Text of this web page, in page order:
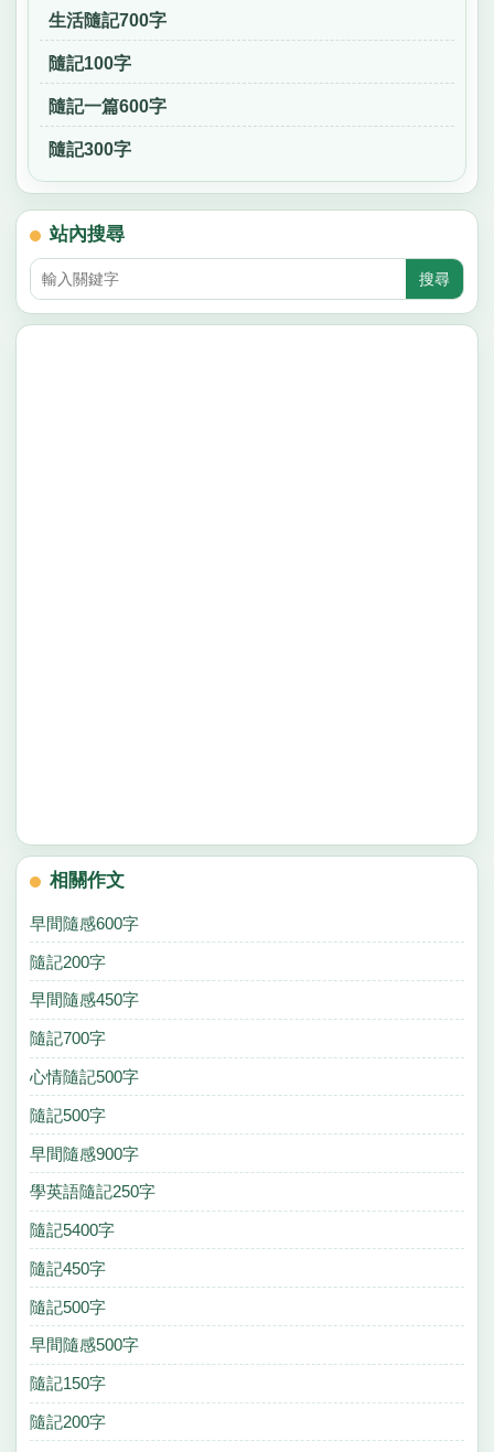
生活隨記700字
隨記100字
隨記一篇600字
隨記300字
站內搜尋
相關作文
早間隨感600字
隨記200字
早間隨感450字
隨記700字
心情隨記500字
隨記500字
早間隨感900字
學英語隨記250字
隨記5400字
隨記450字
隨記500字
早間隨感500字
隨記150字
隨記200字